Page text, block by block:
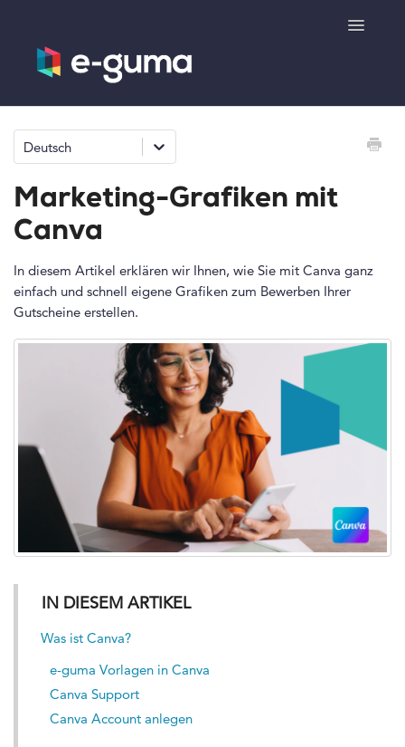
Toggle
Allgemeines
Produktshop
Kontakt
Deutsch
Marketing-Grafiken mit
Canva
In diesem Artikel erklären wir Ihnen, wie Sie mit Canva ganz
einfach und schnell eigene Grafiken zum Bewerben Ihrer
Gutscheine erstellen.
IN DIESEM ARTIKEL
Was ist Canva?
e-guma Vorlagen in Canva
Canva Support
Canva Account anlegen